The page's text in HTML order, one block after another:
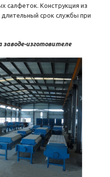
салфеток. Конструкция из
срок службы при
изготовителе